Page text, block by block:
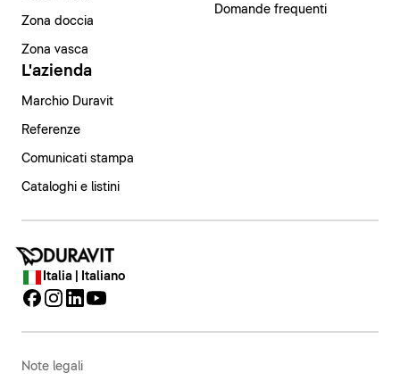
Zona doccia
Zona vasca
Domande frequenti
L'azienda
Marchio Duravit
Referenze
Comunicati stampa
Cataloghi e listini
Italia | Italiano
Note legali